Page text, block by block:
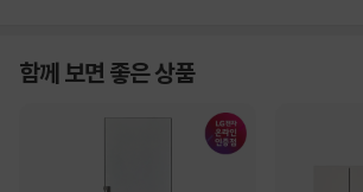
함께 보면 좋은 상품